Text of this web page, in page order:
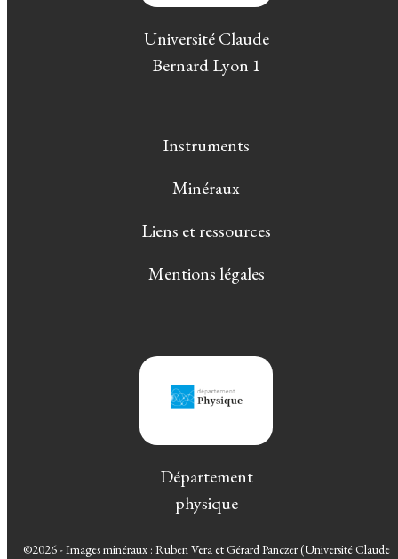
Université Claude
Bernard Lyon 1
Instruments
Minéraux
Liens et ressources
Mentions légales
Département
physique
©2026 - Images minéraux : Ruben Vera et Gérard Panczer (Université Claude